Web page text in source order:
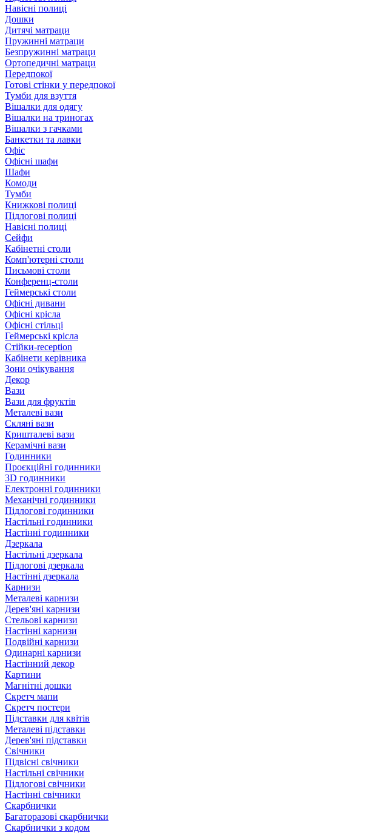
Навісні полиці
Дошки
Дитячі матраци
Пружинні матраци
Безпружинні матраци
Ортопедичні матраци
Передпокої
Готові стінки у передпокої
Тумби для взуття
Вішалки для одягу
Вішалки на триногах
Вішалки з гачками
Банкетки та лавки
Офіс
Офісні шафи
Шафи
Комоди
Тумби
Книжкові полиці
Підлогові полиці
Навісні полиці
Сейфи
Кабінетні столи
Комп'ютерні столи
Письмові столи
Конференц-столи
Геймерські столи
Офісні дивани
Офісні крісла
Офісні стільці
Геймерські крісла
Стійки-reception
Кабінети керівника
Зони очікування
Декор
Вази
Вази для фруктів
Металеві вази
Скляні вази
Кришталеві вази
Керамічні вази
Годинники
Проєкційні годинники
3D годинники
Електронні годинники
Механічні годинники
Підлогові годинники
Настільні годинники
Настінні годинники
Дзеркала
Настільні дзеркала
Підлогові дзеркала
Настінні дзеркала
Карнизи
Металеві карнизи
Дерев'яні карнизи
Стельові карнизи
Настінні карнизи
Подвійні карнизи
Одинарні карнизи
Настінний декор
Картини
Магнітні дошки
Скретч мапи
Скретч постери
Підставки для квітів
Металеві підставки
Дерев'яні підставки
Свічники
Підвісні свічники
Настільні свічники
Підлогові свічники
Настінні свічники
Скарбнички
Багаторазові скарбнички
Скарбнички з кодом